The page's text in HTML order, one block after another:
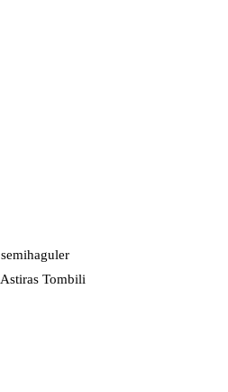
semihaguler
Astiras Tombili